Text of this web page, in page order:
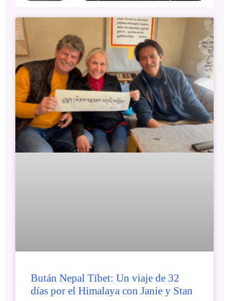
Bután Nepal Tíbet: Un viaje de 32
días por el Himalaya con Janie y Stan